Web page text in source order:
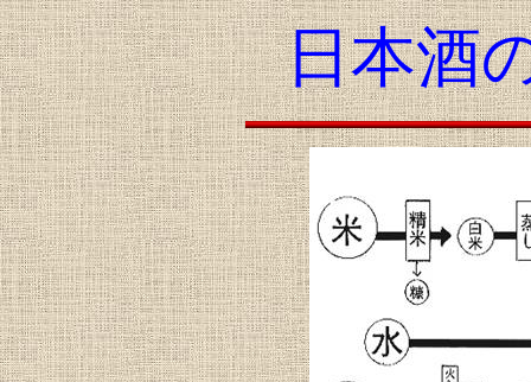
日本酒